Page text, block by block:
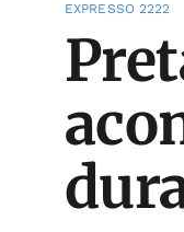
EXPRESSO 2222